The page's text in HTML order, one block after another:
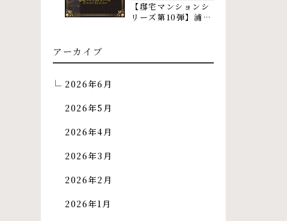
【邸宅マンションシ
リーズ第10弾】浦添
アーカイブ
2026年6月
2026年5月
2026年4月
2026年3月
2026年2月
2026年1月